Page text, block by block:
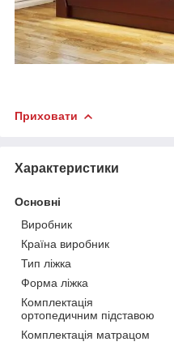
Приховати
Характеристики
Основні
Виробник
Країна виробник
Тип ліжка
Форма ліжка
Комплектація
ортопедичним підставою
Комплектація матрацом